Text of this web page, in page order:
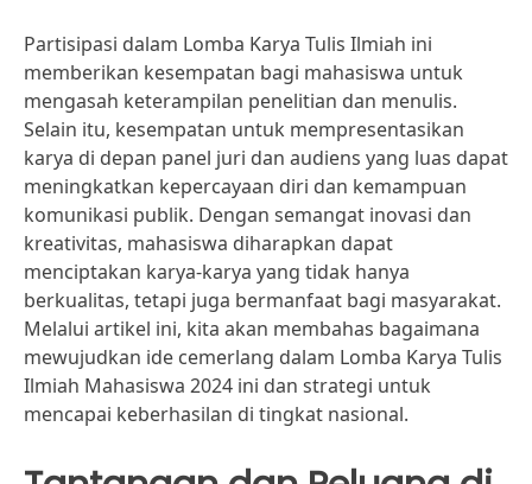
Partisipasi dalam Lomba Karya Tulis Ilmiah ini
memberikan kesempatan bagi mahasiswa untuk
mengasah keterampilan penelitian dan menulis.
Selain itu, kesempatan untuk mempresentasikan
karya di depan panel juri dan audiens yang luas dapat
meningkatkan kepercayaan diri dan kemampuan
komunikasi publik. Dengan semangat inovasi dan
kreativitas, mahasiswa diharapkan dapat
menciptakan karya-karya yang tidak hanya
berkualitas, tetapi juga bermanfaat bagi masyarakat.
Melalui artikel ini, kita akan membahas bagaimana
mewujudkan ide cemerlang dalam Lomba Karya Tulis
Ilmiah Mahasiswa 2024 ini dan strategi untuk
mencapai keberhasilan di tingkat nasional.